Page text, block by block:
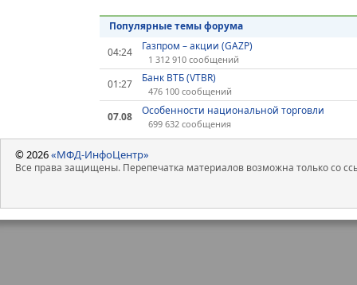
Популярные темы форума
04:24
Газпром – акции (GAZP)
1 312 910 сообщений
01:27 Банк ВТБ (VTBR)
476 100 сообщений
07.08 Особенности национальной торговли
699 632 сообщения
© 2026«МФД-ИнфоЦентр»
Все права защищены. Перепечатка материалов возможна только со